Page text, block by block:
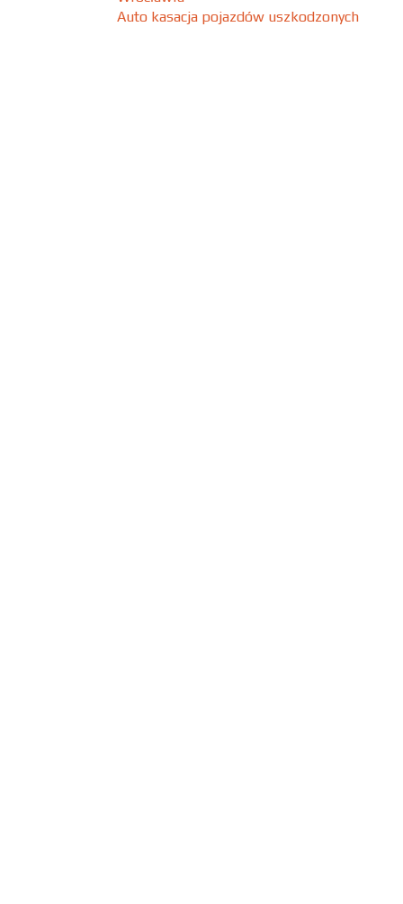
Auto kasacja pojazdów uszkodzonych